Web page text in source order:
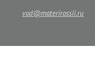
vod@materirossii.ru